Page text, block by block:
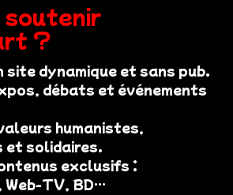
soutenir
?
site dynamique et sans pub.
débats et événements
humanistes,
et solidaires.
exclusifs :
TV, BD…